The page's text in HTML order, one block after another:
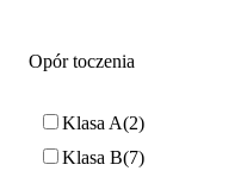
Opór toczenia
Klasa A 2
Klasa B 7